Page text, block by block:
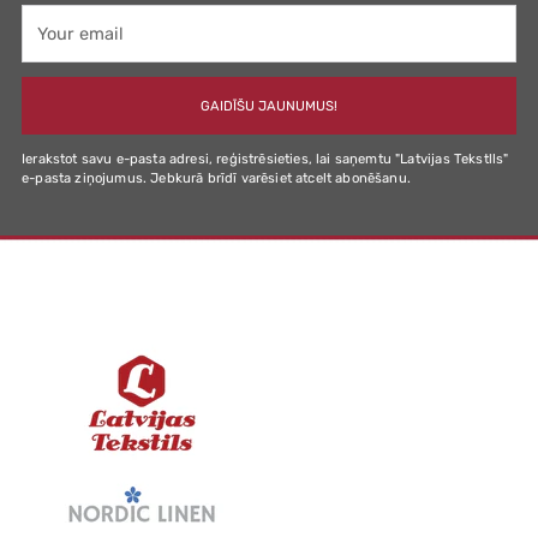
email
GAIDĪŠU JAUNUMUS!
Ierakstot savu e-pasta adresi, reģistrēsieties, lai saņemtu "Latvijas Tekstlls"
e-pasta ziņojumus. Jebkurā brīdī varēsiet atcelt abonēšanu.